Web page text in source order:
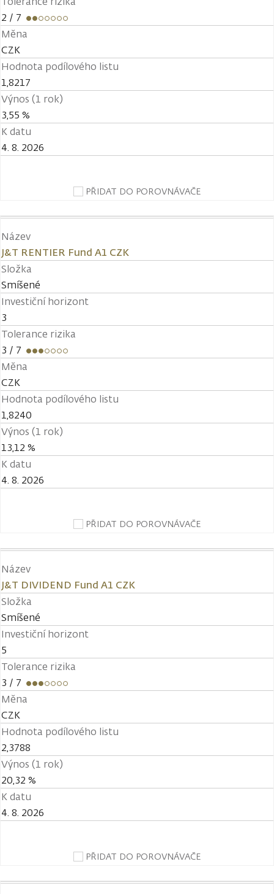
2 / 7
Měna
CZK
Hodnota podílového listu
1,8217
Výnos (1 rok)
3,55 %
K datu
4. 8. 2026
PŘIDAT DO POROVNÁVAČE
Název
J&T RENTIER Fund A1 CZK
Složka
Smíšené
Investiční horizont
3
Tolerance rizika
3 / 7
Měna
CZK
Hodnota podílového listu
1,8240
Výnos (1 rok)
13,12 %
K datu
4. 8. 2026
PŘIDAT DO POROVNÁVAČE
Název
J&T DIVIDEND Fund A1 CZK
Složka
Smíšené
Investiční horizont
5
Tolerance rizika
3 / 7
Měna
CZK
Hodnota podílového listu
2,3788
Výnos (1 rok)
20,32 %
K datu
4. 8. 2026
PŘIDAT DO POROVNÁVAČE